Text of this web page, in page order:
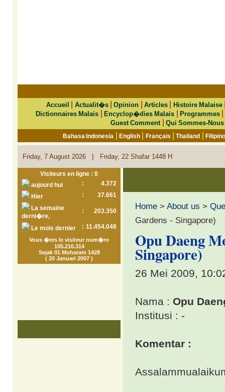
Accueil Actualit�s|Opinion Articles| Histoire Malaise
Dictionnaires Malais |Encyclop�dies Malais |Programmes
Guest Comment Qui Sommes-Nous
Bahasa Indonesia |English Français |Thailand |
Friday, 7 August 2026 | Friday, 22 Shafar 1448 H
Visiteurs en ligne : 0
aujourd hui
:
4.372
Hier
:
37.661
La semaine
derni�re,
: 203.350
Le mois dernier : 11.454.048
Vous �tes le visiteur num�ro
105.216.314
Sejak 01 Muharam 1428
( 20 Januari 2007 )
Home > About us >
Gardens - Singapore)
Opu Daeng
Singapore)
26 Mei 2009,
Nama : Opu
Institusi : -
Komentar :